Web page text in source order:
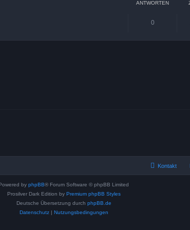
ANTWORTEN
0
Kontakt
by phpBB® Forum Software © phpBB Limited
Prosilver Dark Edition by Premium phpBB Styles
Deutsche Übersetzung durch phpBB.de
Datenschutz| Nutzungsbedingungen